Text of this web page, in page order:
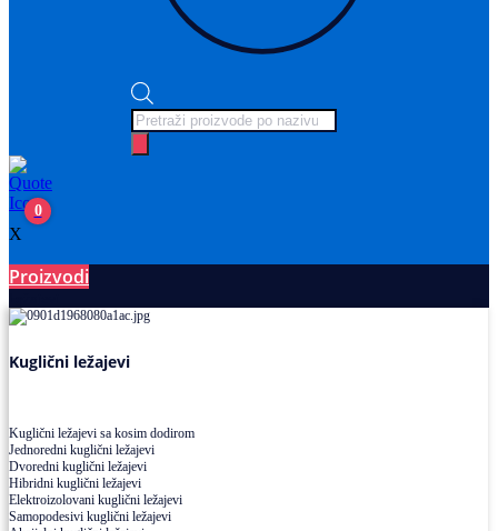
Products
search
0
X
Proizvodi
Kuglični ležajevi
Kuglični ležajevi sa kosim dodirom
Jednoredni kuglični ležajevi
Dvoredni kuglični ležajevi
Hibridni kuglični ležajevi
Elektroizolovani kuglični ležajevi
Samopodesivi kuglični ležajevi